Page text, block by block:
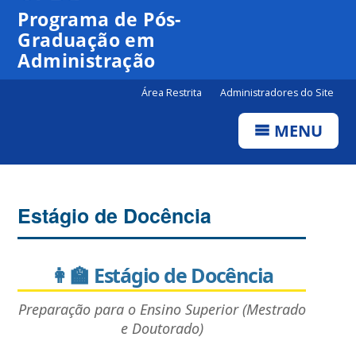
Programa de Pós-
Graduação em
Administração
Área Restrita Administradores do Site
MENU
Estágio de Docência
👩‍🏫 Estágio de Docência
Preparação para o Ensino Superior (Mestrado
e Doutorado)